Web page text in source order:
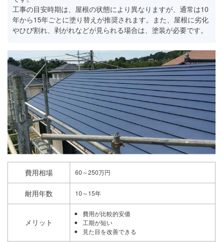
工事の目安時期は、屋根の状態により異なりますが、通常は10
年から15年ごとに塗り替えが推奨されます。また、屋根に劣化
やひび割れ、剥がれなどが見られる場合は、塗装が必要です。
費用相場 60～250万円
耐用年数 10～15年
メリット
費用が比較的安価
工期が短い
見た目を改善できる